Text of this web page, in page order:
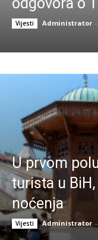
Vijesti Administrator -
U prvom
turista u
noćenja
Vijesti Administrator -